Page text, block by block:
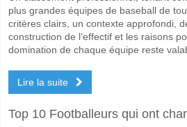
CD Castellon pour le Gagnant du match,
Les deux équipes marqueront-
Oui pour Les Deux Équipes Marquent,
Quel sera le résultat correct
plus grandes équipes de baseball de
critères clairs, un contexte approfondi,
construction de l’effectif et les raisons
domination de chaque équipe reste
Lire la suite
Top 10 Footballeurs qui ont